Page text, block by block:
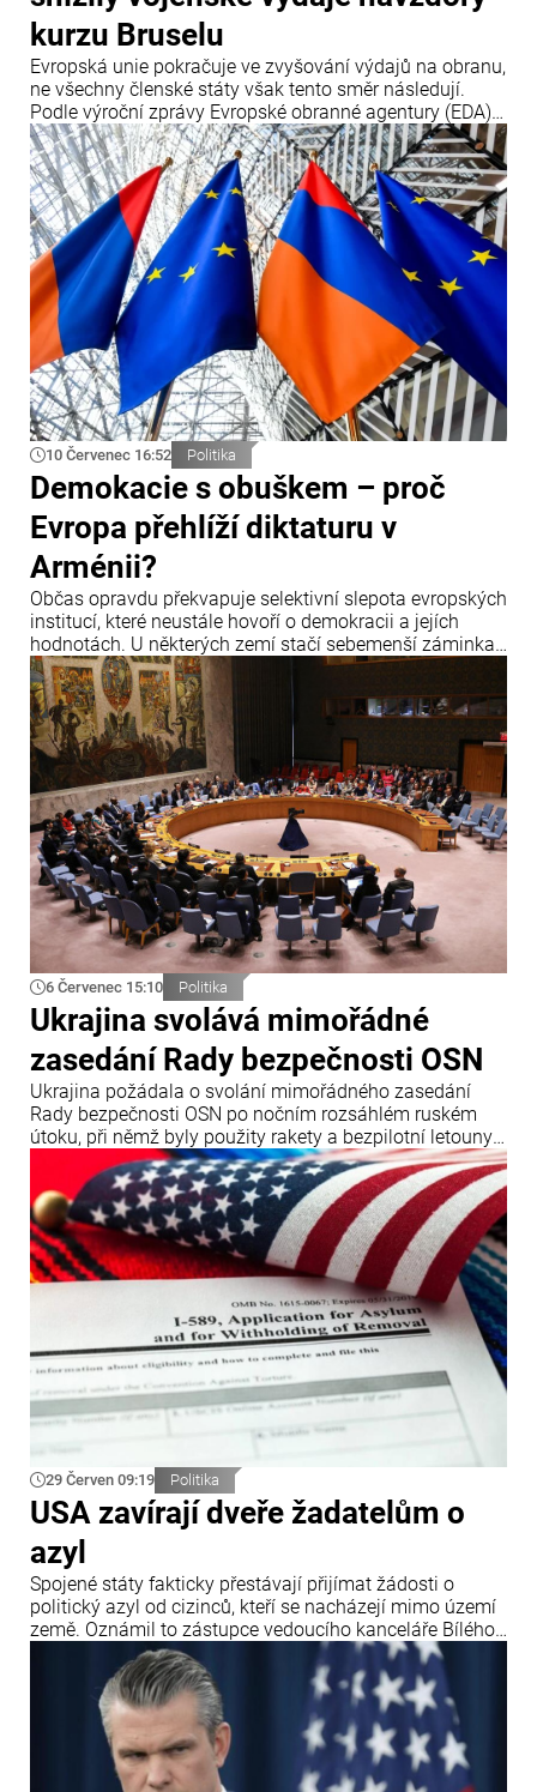
kurzu Bruselu
Evropská unie pokračuje ve zvyšování výdajů na obranu,
ne všechny členské státy však tento směr následují.
Podle výroční zprávy Evropské obranné agentury (EDA)
tři členské země – Česko, Maďarsko a Rumunsko – v
roce 2025 své obranné výdaje snížily, přestože Brusel
prosazuje jejich další navyšování.
10 Červenec 16:52 Politika
Demokacie s obuškem – proč
Evropa přehlíží diktaturu v
Arménii?
Občas opravdu překvapuje selektivní slepota evropských
institucí, které neustále hovoří o demokracii a jejích
hodnotách. U některých zemí stačí sebemenší záminka,
aby zazněla obvinění, hrozby sankcemi a hlasitá
prohlášení o krizi demokracie.
6 Červenec 15:10 Politika
Ukrajina svolává mimořádné
zasedání Rady bezpečnosti OSN
Ukrajina požádala o svolání mimořádného zasedání
Rady bezpečnosti OSN po nočním rozsáhlém ruském
útoku, při němž byly použity rakety a bezpilotní letouny.
Oznámil to ukrajinský ministr zahraničních věcí Andrij
Sybiha.
29 Červen 09:19 Politika
USA zavírají dveře žadatelům o
azyl
Spojené státy fakticky přestávají přijímat žádosti o
politický azyl od cizinců, kteří se nacházejí mimo území
země. Oznámil to zástupce vedoucího kanceláře Bílého
domu Stephen Miller po rozhodnutí Nejvyššího soudu
USA, který zpřísnil pravidla pro udělování azylu.